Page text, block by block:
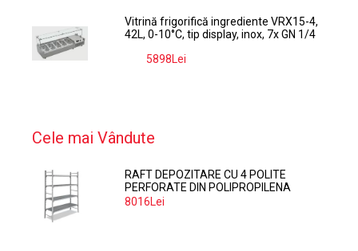
Vitrină frigorifică ingrediente VRX15-4,
42L, 0-10°C, tip display, inox, 7x GN 1/4
5898Lei
Cele mai Vândute
RAFT DEPOZITARE CU 4 POLITE
PERFORATE DIN POLIPROPILENA
374*60 CM
8016Lei